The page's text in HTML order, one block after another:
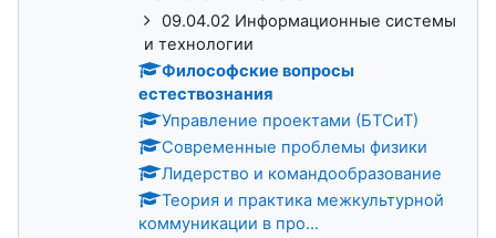
09.04.02 Информационные системы
и технологии
Философские вопросы
естествознания
Управление проектами (БТСиТ)
Современные проблемы физики
Лидерство и командообразование
Теория и практика межкультурной
коммуникации в про...